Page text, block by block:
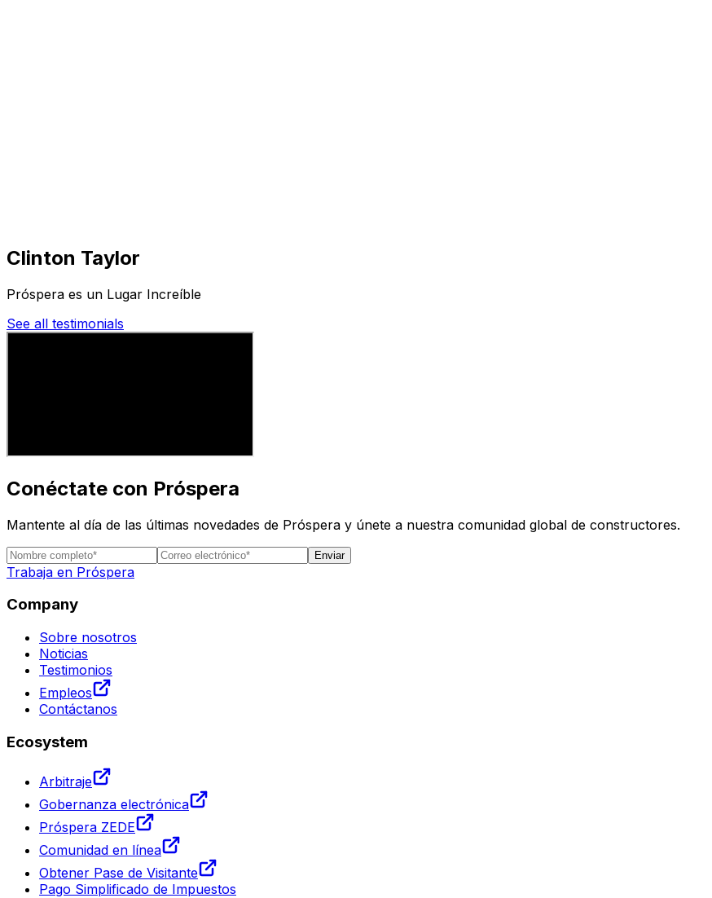
Clinton Taylor
Próspera es un Lugar Increíble
See all testimonials
Conéctate con Próspera
Mantente al día de las últimas novedades de Próspera y únete a nuestra comunidad global de constructores.
Enviar
Trabaja en Próspera
Company
Sobre nosotros
Noticias
Testimonios
Empleos
Contáctanos
Ecosystem
Arbitraje
Gobernanza electrónica
Próspera ZEDE
Comunidad en línea
Obtener Pase de Visitante
Pago Simplificado de Impuestos